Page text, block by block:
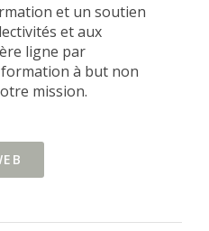
et un soutien
et aux
ligne par
formation à but non
mission.